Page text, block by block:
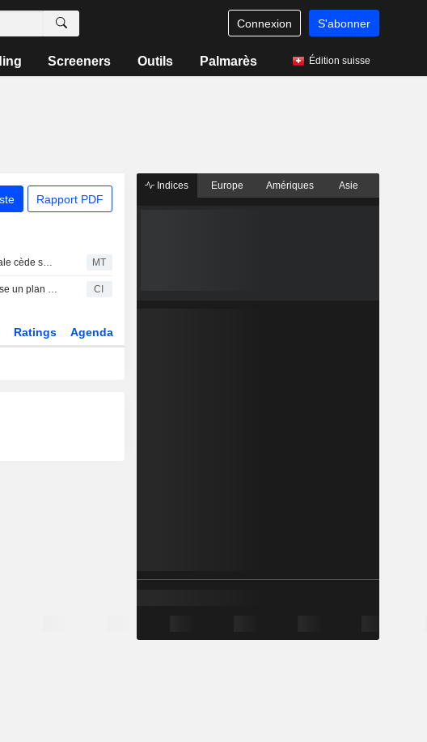
Connexion S'abonner
Screeners Outils Palmarès Édition suisse
Rapport PDF
K-One Technology : une filiale cède ses activités de cloud à Itochu MT
ITOCHU Corporation autorise un plan de rachat d'actions. CI
Ratings Agenda
Indices Europe Amériques Asie